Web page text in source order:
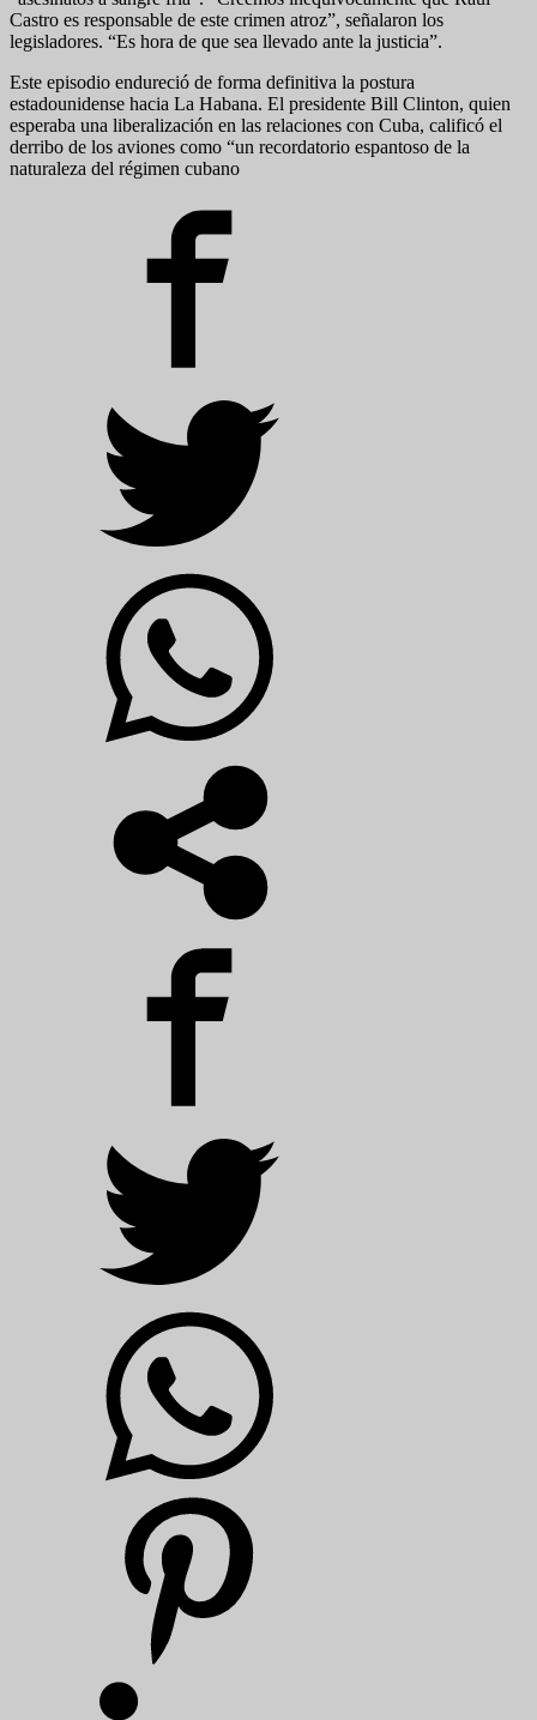
Castro es responsable de este crimen atroz”, señalaron los
legisladores. “Es hora de que sea llevado ante la justicia”.
Este episodio endureció de forma definitiva la postura
estadounidense hacia La Habana. El presidente Bill Clinton, quien
esperaba una liberalización en las relaciones con Cuba, calificó el
derribo de los aviones como “un recordatorio espantoso de la
naturaleza del régimen cubano